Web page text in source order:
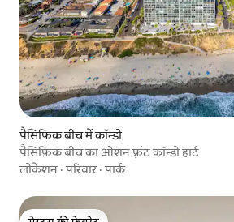
पैसिफिक बीच में कॉन्डो
पैसिफ़िक बीच का ओशन फ़्रंट कॉन्डो हार्ट
लोकेशन ·परिवार ·पार्क